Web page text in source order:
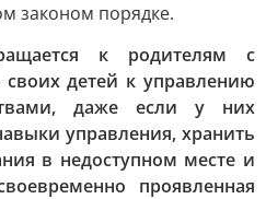
законом порядке.
к родителям с
своих детей к управлению
даже если у них
управления, хранить
в недоступном месте и
проявленная